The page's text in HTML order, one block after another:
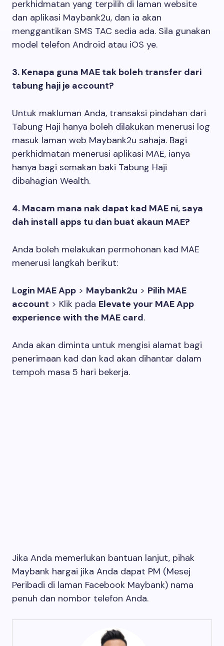
perkhidmatan yang terpilih di laman website
dan aplikasi Maybank2u, dan ia akan
menggantikan SMS TAC sedia ada. Sila gunakan
model telefon Android atau iOS ye.
3. Kenapa guna MAE tak boleh transfer dari
tabung haji je account?
Untuk makluman Anda, transaksi pindahan dari
Tabung Haji hanya boleh dilakukan menerusi log
masuk laman web Maybank2u sahaja. Bagi
perkhidmatan menerusi aplikasi MAE, ianya
hanya bagi semakan baki Tabung Haji
dibahagian Wealth.
4. Macam mana nak dapat kad MAE ni, saya
dah install apps tu dan buat akaun MAE?
Anda boleh melakukan permohonan kad MAE
menerusi langkah berikut:
Login MAE App > Maybank2u > Pilih MAE
account > Klik pada Elevate your MAE App
experience with the MAE card.
Anda akan diminta untuk mengisi alamat bagi
penerimaan kad dan kad akan dihantar dalam
tempoh masa 5 hari bekerja.
Jika Anda memerlukan bantuan lanjut, pihak
Maybank hargai jika Anda dapat PM (Mesej
Peribadi di laman Facebook Maybank) nama
penuh dan nombor telefon Anda.